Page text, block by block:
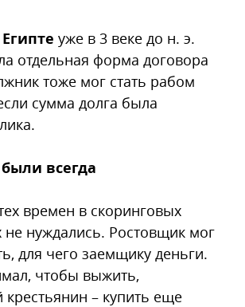
уже в 3 веке до н. э.
отдельная форма договора
тоже мог стать рабом
сумма долга была
всегда
времен в скоринговых
не нуждались. Ростовщик мог
для чего заемщику деньги.
чтобы выжить,
– купить еще